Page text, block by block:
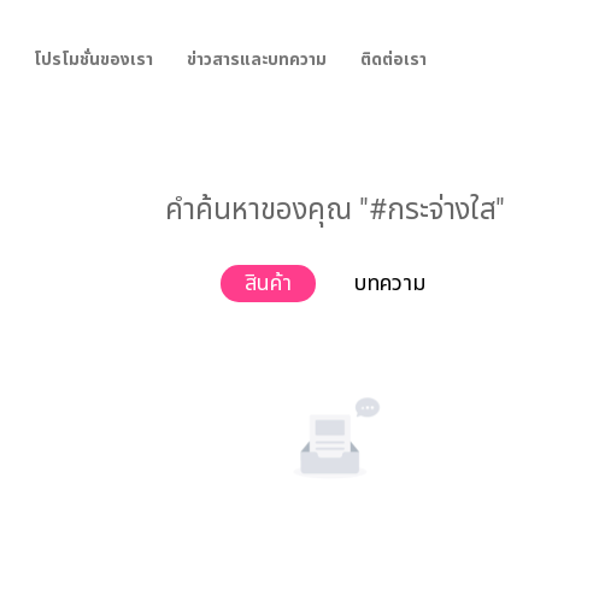
โปรโมชั่นของเรา ข่าวสารและบทความ ติดต่อเรา
คำค้นหาของคุณ "#กระจ่างใส"
สินค้า บทความ